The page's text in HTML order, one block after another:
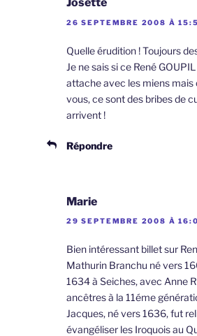
26 SEPTEMBRE 2008 À
Quelle érudition ! Toujours
Je ne sais si ce René
attache avec les miens mais
vous, ce sont des bribes de
arrivent !
Répondre
Marie
29 SEPTEMBRE 2008 À
Bien intéressant billet sur
Mathurin Branchu né vers
1634 à Seiches, avec Anne
ancêtres à la 11éme
Jacques, né vers 1636, fut
évangéliser les Iroquois au